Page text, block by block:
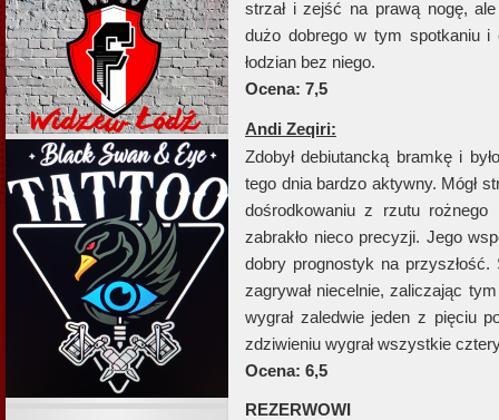
strzał i zejść na prawą nogę,
dużo dobrego w tym spotkaniu i
łodzian bez niego.
Ocena: 7,5
Andi Zeqiri:
Zdobył debiutancką bramkę i
tego dnia bardzo aktywny. Mógł
dośrodkowaniu z rzutu
zabrakło nieco precyzji. Jego
dobry prognostyk na
zagrywał niecelnie, zaliczając
wygrał zaledwie jeden z pięciu
zdziwieniu wygrał wszystkie
Ocena: 6,5
REZERWOWI